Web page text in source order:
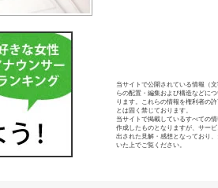
当サイトで公開されている情報（
らの配置・編集および構造などに
ります。これらの情報を権利者の
とは固く禁じております。
当サイトで掲載しているすべての
作成したものとなりますが、サー
出された見解・感想となっており
いた上でご覧ください。